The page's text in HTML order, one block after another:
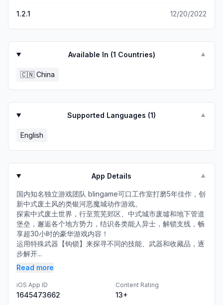
1.2.1 12/20/2022
Available In (1 Countries) ▼
🇨🇳 China
Supported Languages (1) ▼
English
App Details ▼
国内知名独立游戏团队 blingame可口工作室打磨5年佳作，创
新中式废土风的类银河恶魔城动作游戏。
探索中式废土世界，行至荒芜郊区、中式城市废墟和地下管道
堡垒，邂逅各个地方势力，结识各类能人异士，解锁支线，畅
享超30小时的豪华游戏内容！
运用特殊武器【钩锁】来探寻不同的技能、武器和收藏品，逐
步解开...
Read more
iOS App ID
1645473662
Content Rating
13+